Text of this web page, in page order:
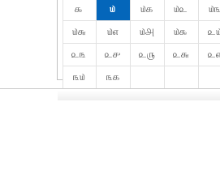
௯
௰ ௰௧ ௰௨ ௰௩
௰௬
௰௭ ௰௮ ௰௯ ௨௰
௨௩
௨௪ ௨௫ ௨௬
௩௰
௩௧